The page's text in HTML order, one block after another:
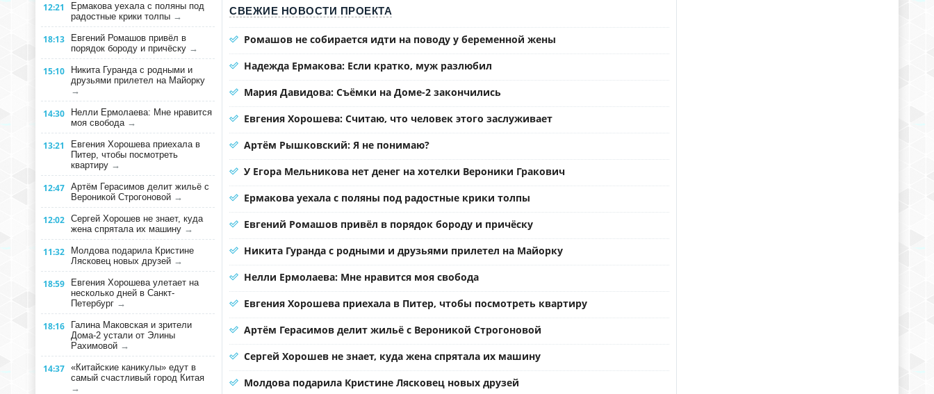
12:21
Ермакова уехала с поляны под
радостные крики толпы →
18:13
Евгений Ромашов привёл в
порядок бороду и причёску →
15:10
Никита Гуранда с родными и
друзьями прилетел на Майорку
→
14:30
Нелли Ермолаева: Мне нравится
моя свобода →
13:21
Евгения Хорошева приехала в
Питер, чтобы посмотреть
квартиру →
12:47 Артём Герасимов делит жильё с
Вероникой Строгоновой →
12:02 Сергей Хорошев не знает, куда
жена спрятала их машину →
11:32
Молдова подарила Кристине
Лясковец новых друзей →
18:59
Евгения Хорошева улетает на
несколько дней в Санкт-
Петербург →
18:16
Галина Маковская и зрители
Дома-2 устали от Элины
Рахимовой →
14:37 «Китайские каникулы» едут в
самый счастливый город Китая
→
СВЕЖИЕ НОВОСТИ ПРОЕКТА
Ромашов не собирается идти на поводу у беременной жены
Надежда Ермакова: Если кратко, муж разлюбил
Мария Давидова: Съёмки на Доме-2 закончились
Евгения Хорошева: Считаю, что человек этого заслуживает
Артём Рышковский: Я не понимаю?
У Егора Мельникова нет денег на хотелки Вероники Гракович
Ермакова уехала с поляны под радостные крики толпы
Евгений Ромашов привёл в порядок бороду и причёску
Никита Гуранда с родными и друзьями прилетел на Майорку
Нелли Ермолаева: Мне нравится моя свобода
Евгения Хорошева приехала в Питер, чтобы посмотреть квартиру
Артём Герасимов делит жильё с Вероникой Строгоновой
Сергей Хорошев не знает, куда жена спрятала их машину
Молдова подарила Кристине Лясковец новых друзей